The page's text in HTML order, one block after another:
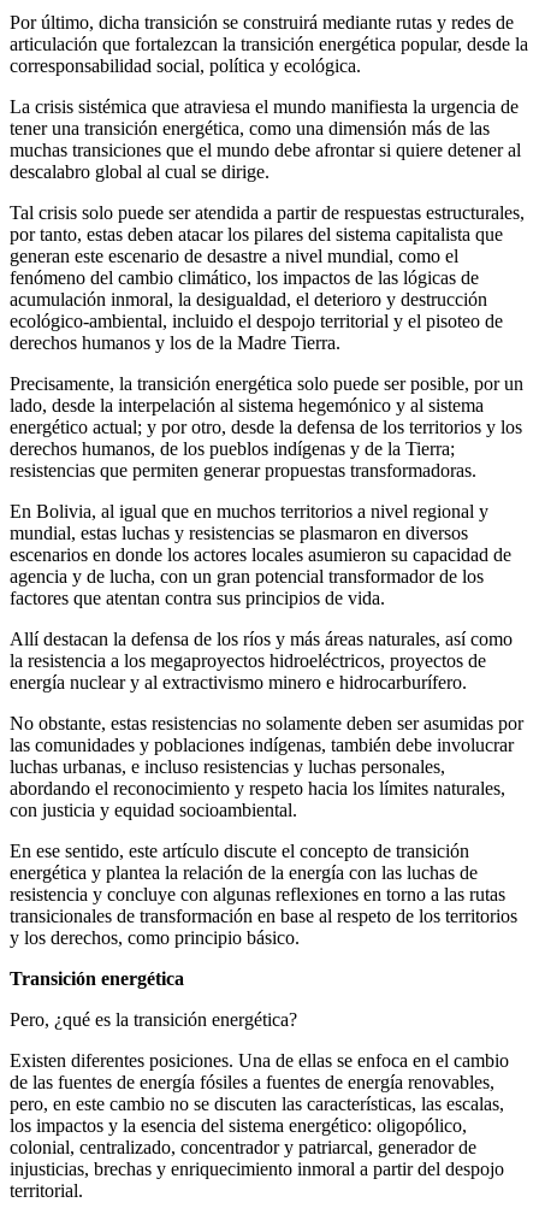
Por último, dicha transición se construirá mediante rutas y redes de
articulación que fortalezcan la transición energética popular, desde la
corresponsabilidad social, política y ecológica.
La crisis sistémica que atraviesa el mundo manifiesta la urgencia de
tener una transición energética, como una dimensión más de las
muchas transiciones que el mundo debe afrontar si quiere detener al
descalabro global al cual se dirige.
Tal crisis solo puede ser atendida a partir de respuestas estructurales,
por tanto, estas deben atacar los pilares del sistema capitalista que
generan este escenario de desastre a nivel mundial, como el
fenómeno del cambio climático, los impactos de las lógicas de
acumulación inmoral, la desigualdad, el deterioro y destrucción
ecológico-ambiental, incluido el despojo territorial y el pisoteo de
derechos humanos y los de la Madre Tierra.
Precisamente, la transición energética solo puede ser posible, por un
lado, desde la interpelación al sistema hegemónico y al sistema
energético actual; y por otro, desde la defensa de los territorios y los
derechos humanos, de los pueblos indígenas y de la Tierra;
resistencias que permiten generar propuestas transformadoras.
En Bolivia, al igual que en muchos territorios a nivel regional y
mundial, estas luchas y resistencias se plasmaron en diversos
escenarios en donde los actores locales asumieron su capacidad de
agencia y de lucha, con un gran potencial transformador de los
factores que atentan contra sus principios de vida.
Allí destacan la defensa de los ríos y más áreas naturales, así como
la resistencia a los megaproyectos hidroeléctricos, proyectos de
energía nuclear y al extractivismo minero e hidrocarburífero.
No obstante, estas resistencias no solamente deben ser asumidas por
las comunidades y poblaciones indígenas, también debe involucrar
luchas urbanas, e incluso resistencias y luchas personales,
abordando el reconocimiento y respeto hacia los límites naturales,
con justicia y equidad socioambiental.
En ese sentido, este artículo discute el concepto de transición
energética y plantea la relación de la energía con las luchas de
resistencia y concluye con algunas reflexiones en torno a las rutas
transicionales de transformación en base al respeto de los territorios
y los derechos, como principio básico.
Transición energética
Pero, ¿qué es la transición energética?
Existen diferentes posiciones. Una de ellas se enfoca en el cambio
de las fuentes de energía fósiles a fuentes de energía renovables,
pero, en este cambio no se discuten las características, las escalas,
los impactos y la esencia del sistema energético: oligopólico,
colonial, centralizado, concentrador y patriarcal, generador de
injusticias, brechas y enriquecimiento inmoral a partir del despojo
territorial.